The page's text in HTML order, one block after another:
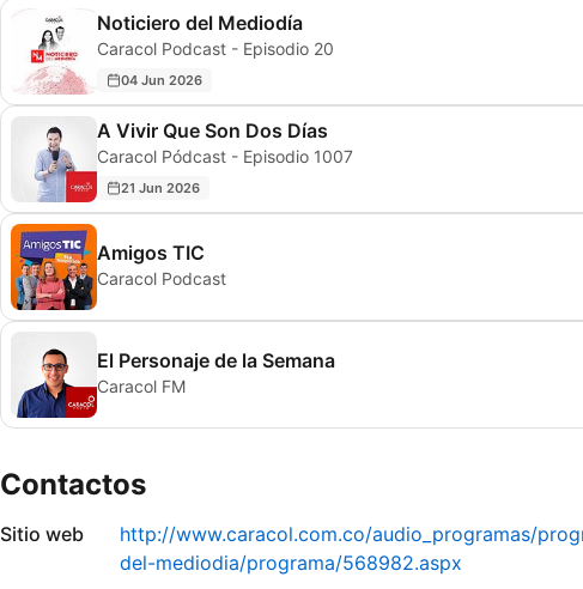
Noticiero del Mediodía
Caracol Podcast - Episodio 20
04 Jun 2026
A Vivir Que Son Dos Días
Caracol Pódcast - Episodio 1007
21 Jun 2026
Amigos TIC
Caracol Podcast
El Personaje de la Semana
Caracol FM
Contactos
Sitio web
http://www.caracol.com.co/audio_programas/
del-mediodia/programa/568982.aspx